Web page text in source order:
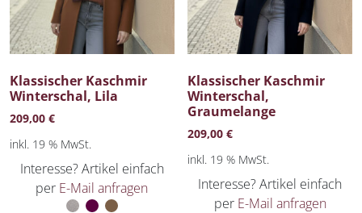
Klassischer Kaschmir
Winterschal, Lila
209,00 €
inkl. 19 % MwSt.
Interesse? Artikel einfach
per E-Mail anfragen
Klassischer Kaschmir
Winterschal,
Graumelange
209,00€
inkl. 19 % MwSt.
Interesse? Artikel einfach
per E-Mail anfragen